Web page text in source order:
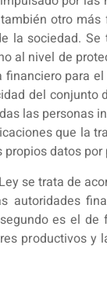
otro
la sociedad.
al nivel de
para
del
las
que la
datos
se trata de
es el
productivos